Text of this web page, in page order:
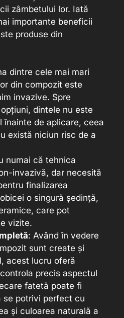
zâmbetului lor. Iată
importante beneficii
produse din
dintre cele mai mari
din compozit este
invazive. Spre
dintele nu este
înainte de aplicare, ceea
există niciun risc de a
numai că tehnica
invazivă, dar necesită
finalizarea
o singură ședință,
care pot
vizite.
: Având în vedere
sunt create și
acest lucru oferă
precis aspectul
fatetă poate fi
se potrivi perfect cu
și culoarea naturală a